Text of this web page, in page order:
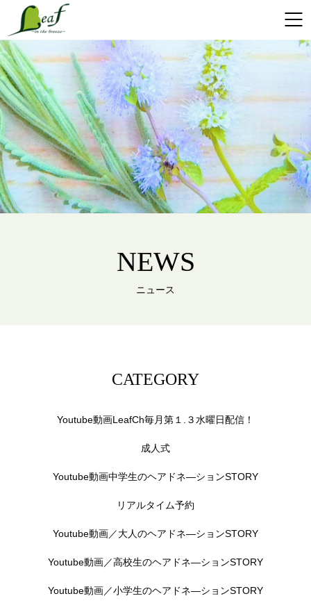
NEWS
ニュース
CATEGORY
Youtube動画LeafCh毎月第１.３水曜日配信！
成人式
Youtube動画中学生のヘアドネ―ションSTORY
リアルタイム予約
Youtube動画／大人のヘアドネ―ションSTORY
Youtube動画／高校生のヘアドネ―ションSTORY
Youtube動画／小学生のヘアドネ―ションSTORY